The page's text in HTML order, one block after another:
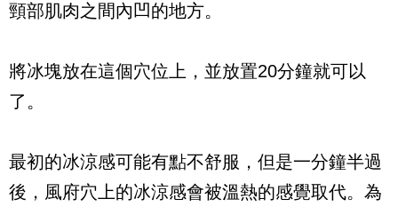
頸部肌肉之間內凹的地方。
將冰塊放在這個穴位上，並放置20分鐘就可以
了。
最初的冰涼感可能有點不舒服，但是一分鐘半過
後，風府穴上的冰涼感會被溫熱的感覺取代。為